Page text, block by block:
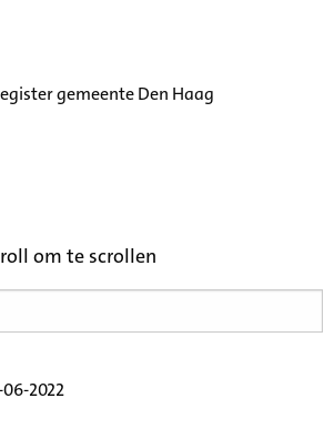
gemeente Den Haag
om te scrollen
2022